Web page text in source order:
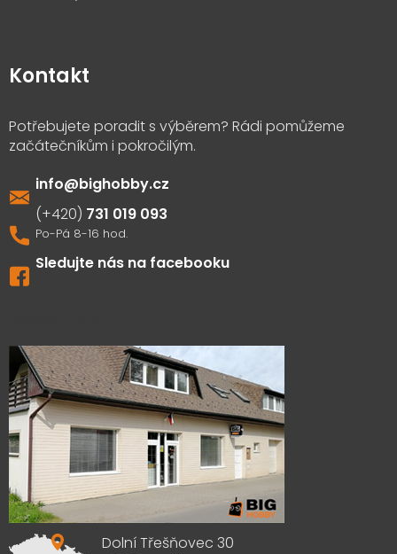
Kontakt
info@bighobby.cz
731 019 093
Sledujte nás na facebooku
Dolní Třešňovec 30